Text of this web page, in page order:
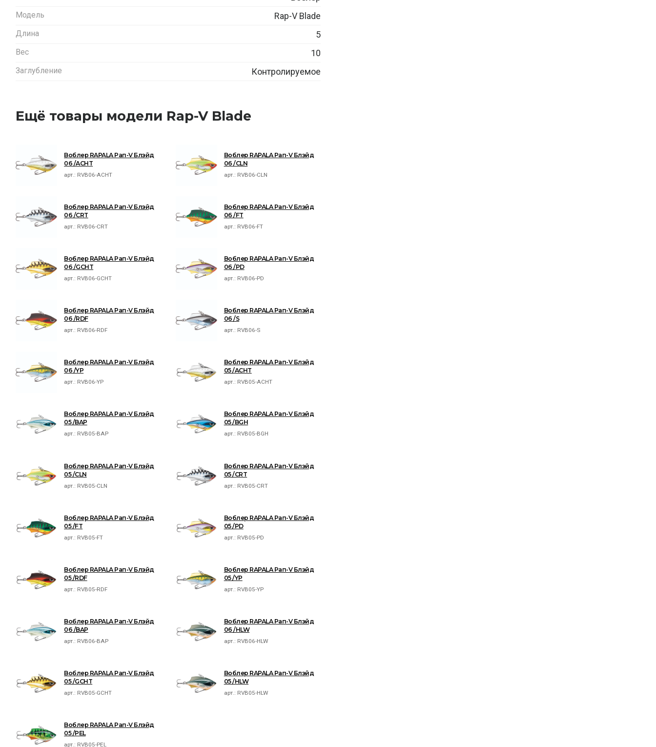
Модель Rap-V Blade
Длина 5
Вес 10
Заглубление Контролируемое
Ещё товары модели Rap-V Blade
Воблер RAPALA Рап-V Блэйд
06 /ACHT
арт.: RVB06-ACHT
Воблер RAPALA Рап-V Блэйд
06 /CLN
арт.: RVB06-CLN
Воблер RAPALA Рап-V Блэйд
06 /CRT
арт.: RVB06-CRT
Воблер RAPALA Рап-V Блэйд
06 /FT
арт.: RVB06-FT
Воблер RAPALA Рап-V Блэйд
06 /GCHT
арт.: RVB06-GCHT
Воблер RAPALA Рап-V Блэйд
06 /PD
арт.: RVB06-PD
Воблер RAPALA Рап-V Блэйд
06 /RDF
арт.: RVB06-RDF
Воблер RAPALA Рап-V Блэйд
06 /S
арт.: RVB06-S
Воблер RAPALA Рап-V Блэйд
06 /YP
арт.: RVB06-YP
Воблер RAPALA Рап-V Блэйд
05 /ACHT
арт.: RVB05-ACHT
Воблер RAPALA Рап-V Блэйд
05 /BAP
арт.: RVB05-BAP
Воблер RAPALA Рап-V Блэйд
05 /BGH
арт.: RVB05-BGH
Воблер RAPALA Рап-V Блэйд
05 /CLN
арт.: RVB05-CLN
Воблер RAPALA Рап-V Блэйд
05 /CRT
арт.: RVB05-CRT
Воблер RAPALA Рап-V Блэйд
05 /FT
арт.: RVB05-FT
Воблер RAPALA Рап-V Блэйд
05 /PD
арт.: RVB05-PD
Воблер RAPALA Рап-V Блэйд
05 /RDF
арт.: RVB05-RDF
Воблер RAPALA Рап-V Блэйд
05 /YP
арт.: RVB05-YP
Воблер RAPALA Рап-V Блэйд
06 /BAP
арт.: RVB06-BAP
Воблер RAPALA Рап-V Блэйд
06 /HLW
арт.: RVB06-HLW
Воблер RAPALA Рап-V Блэйд
05 /GCHT
арт.: RVB05-GCHT
Воблер RAPALA Рап-V Блэйд
05 /HLW
арт.: RVB05-HLW
Воблер RAPALA Рап-V Блэйд
05 /PEL
арт.: RVB05-PEL